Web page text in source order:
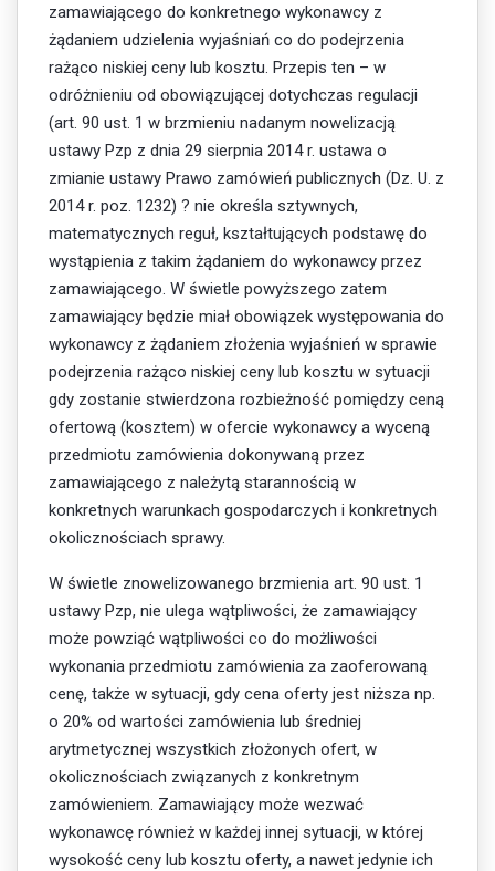
zamawiającego do konkretnego wykonawcy z
żądaniem udzielenia wyjaśniań co do podejrzenia
rażąco niskiej ceny lub kosztu. Przepis ten – w
odróżnieniu od obowiązującej dotychczas regulacji
(art. 90 ust. 1 w brzmieniu nadanym nowelizacją
ustawy Pzp z dnia 29 sierpnia 2014 r. ustawa o
zmianie ustawy Prawo zamówień publicznych (Dz. U. z
2014 r. poz. 1232) ? nie określa sztywnych,
matematycznych reguł, kształtujących podstawę do
wystąpienia z takim żądaniem do wykonawcy przez
zamawiającego. W świetle powyższego zatem
zamawiający będzie miał obowiązek występowania do
wykonawcy z żądaniem złożenia wyjaśnień w sprawie
podejrzenia rażąco niskiej ceny lub kosztu w sytuacji
gdy zostanie stwierdzona rozbieżność pomiędzy ceną
ofertową (kosztem) w ofercie wykonawcy a wyceną
przedmiotu zamówienia dokonywaną przez
zamawiającego z należytą starannością w
konkretnych warunkach gospodarczych i konkretnych
okolicznościach sprawy.
W świetle znowelizowanego brzmienia art. 90 ust. 1
ustawy Pzp, nie ulega wątpliwości, że zamawiający
może powziąć wątpliwości co do możliwości
wykonania przedmiotu zamówienia za zaoferowaną
cenę, także w sytuacji, gdy cena oferty jest niższa np.
o 20% od wartości zamówienia lub średniej
arytmetycznej wszystkich złożonych ofert, w
okolicznościach związanych z konkretnym
zamówieniem. Zamawiający może wezwać
wykonawcę również w każdej innej sytuacji, w której
wysokość ceny lub kosztu oferty, a nawet jedynie ich